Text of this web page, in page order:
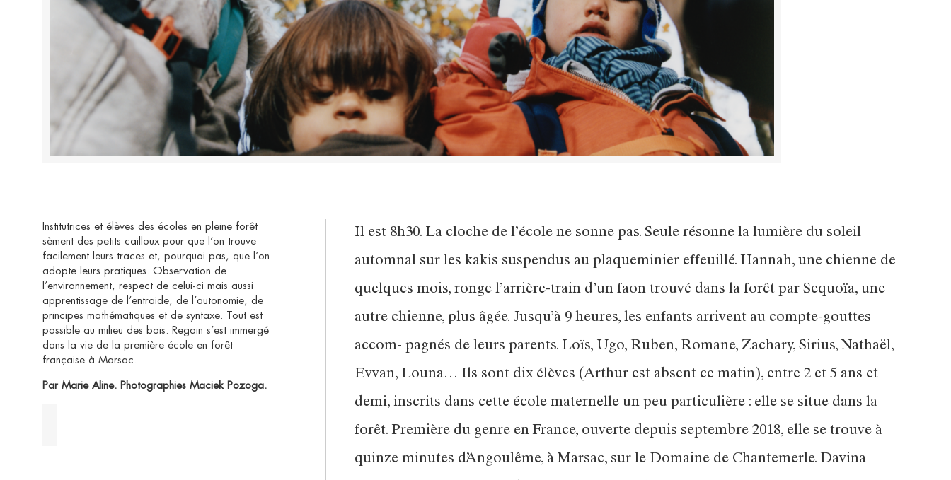
Institutrices et élèves des écoles en pleine forêt
sèment des petits cailloux pour que l’on trouve
facilement leurs traces et, pourquoi pas, que l’on
adopte leurs pratiques. Observation de
l’environnement, respect de celui-ci mais aussi
apprentissage de l’entraide, de l’autonomie, de
principes mathématiques et de syntaxe. Tout est
possible au milieu des bois. Regain s’est immergé
dans la vie de la première école en forêt
française à Marsac.
Par Marie Aline. Photographies Maciek Pozoga.
Il est 8h30. La cloche de l’école ne sonne pas. Seule résonne la lumière du soleil
automnal sur les kakis suspendus au plaqueminier effeuillé. Hannah, une chienne de
quelques mois, ronge l’arrière-train d’un faon trouvé dans la forêt par Sequoïa, une
autre chienne, plus âgée. Jusqu’à 9 heures, les enfants arrivent au compte-gouttes
accom- pagnés de leurs parents. Loïs, Ugo, Ruben, Romane, Zachary, Sirius, Nathaël,
Evvan, Louna… Ils sont dix élèves (Arthur est absent ce matin), entre 2 et 5 ans et
demi, inscrits dans cette école maternelle un peu particulière : elle se situe dans la
forêt. Première du genre en France, ouverte depuis septembre 2018, elle se trouve à
quinze minutes d’Angoulême, à Marsac, sur le Domaine de Chantemerle. Davina